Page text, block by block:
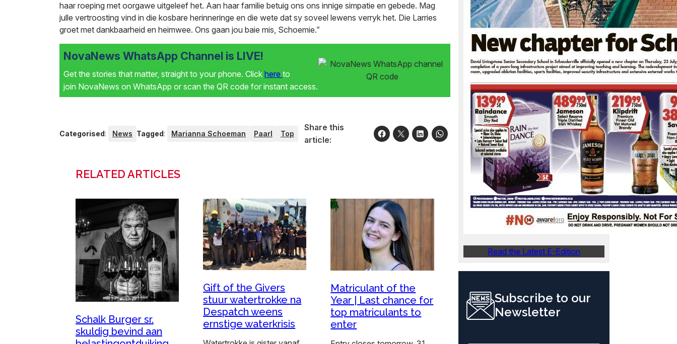
haar roeping met oorgawe uitgeleef het. Aan haar familie betuig ons ons innige simpatie en gebede. Mag
julle vertroosting vind in die kosbare herinneringe en die wete dat sy soveel lewens verryk het. Die Larries
groet met dankbaarheid en heimwee. Ons gaan jou baie mis, Schoemie.”
NovaNews WhatsApp Channel is LIVE!
Get the stories that matter, straight to your phone. Click here to
join NovaNews on WhatsApp or scan the QR code for instant access.
Categorised: News Tagged: Marianna Schoeman Paarl Top
Share this
article:
RELATED ARTICLES
Schalk Burger sr.
skuldig bevind aan
Gift of the Givers
stuur watertrokke na
Despatch weens
ernstige waterkrisis
Matriculant of the
Year | Last chance for
top matriculants to
enter
Read the Latest E-Edition
Subscribe to our
Newsletter